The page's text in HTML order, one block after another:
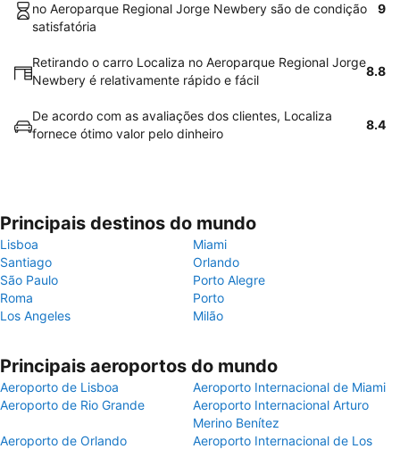
no Aeroparque Regional Jorge Newbery são de condição
satisfatória
9
Retirando o carro Localiza no Aeroparque Regional Jorge
Newbery é relativamente rápido e fácil
8.8
De acordo com as avaliações dos clientes, Localiza
fornece ótimo valor pelo dinheiro
8.4
Principais destinos do mundo
Lisboa
Miami
Santiago
Orlando
São Paulo
Porto Alegre
Roma
Porto
Los Angeles
Milão
Principais aeroportos do mundo
Aeroporto de Lisboa
Aeroporto Internacional de Miami
Aeroporto de Rio Grande
Aeroporto Internacional Arturo
Merino Benítez
Aeroporto de Orlando
Aeroporto Internacional de Los